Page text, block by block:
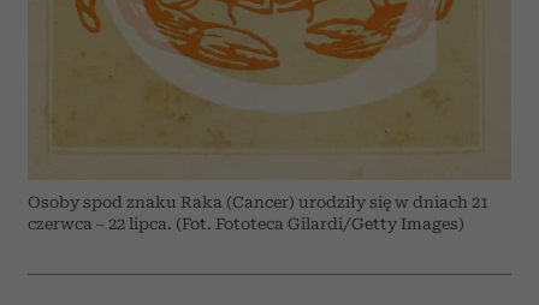
Osoby spod znaku Raka (Cancer) urodziły się w dniach 21
czerwca – 22 lipca. (Fot. Fototeca Gilardi/Getty Images)